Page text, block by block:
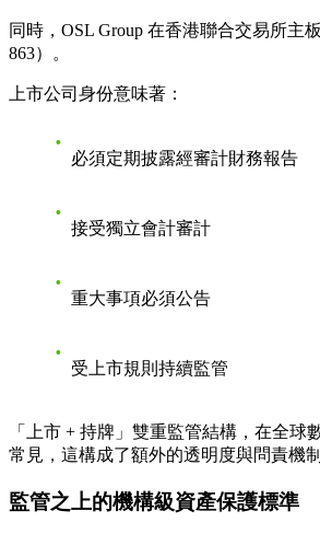
同時，OSL Group 在香港聯合交易所主
863）。
上市公司身份意味著：
必須定期披露經審計財務報告
接受獨立會計審計
重大事項必須公告
受上市規則持續監管
「上市 + 持牌」雙重監管結構，在全球
常見，這構成了額外的透明度與問責機制
監管之上的機構級資產保護標準